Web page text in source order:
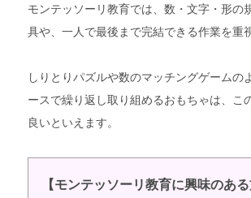
モンテッソーリ教育では、数・文字・形の
具や、一人で最後まで完結できる作業を重
しりとりパズルや数のマッチングゲームの
ースで繰り返し取り組めるおもちゃは、こ
良いといえます。
【モンテッソーリ教育に興味のある